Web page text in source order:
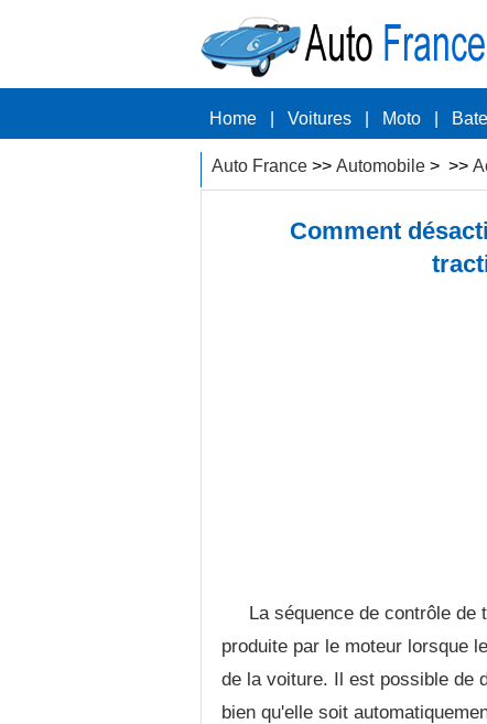
Home Voitures Moto
Auto France >> Automobile > >>
Comment
La séquence de contrôle
produite par le moteur lorsque
de la voiture. Il est possible de
bien qu'elle soit